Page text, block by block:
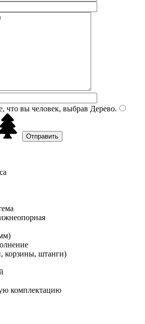
что вы человек, выбрав Дерево.
корзины, штанги)
комплектацию